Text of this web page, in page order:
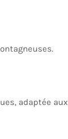
adaptée aux